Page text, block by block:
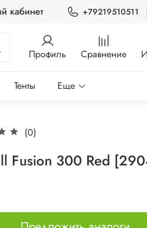
кабинет +79219510511
Профиль Сравнение
Тенты Еще
(0)
Fusion 300 Red